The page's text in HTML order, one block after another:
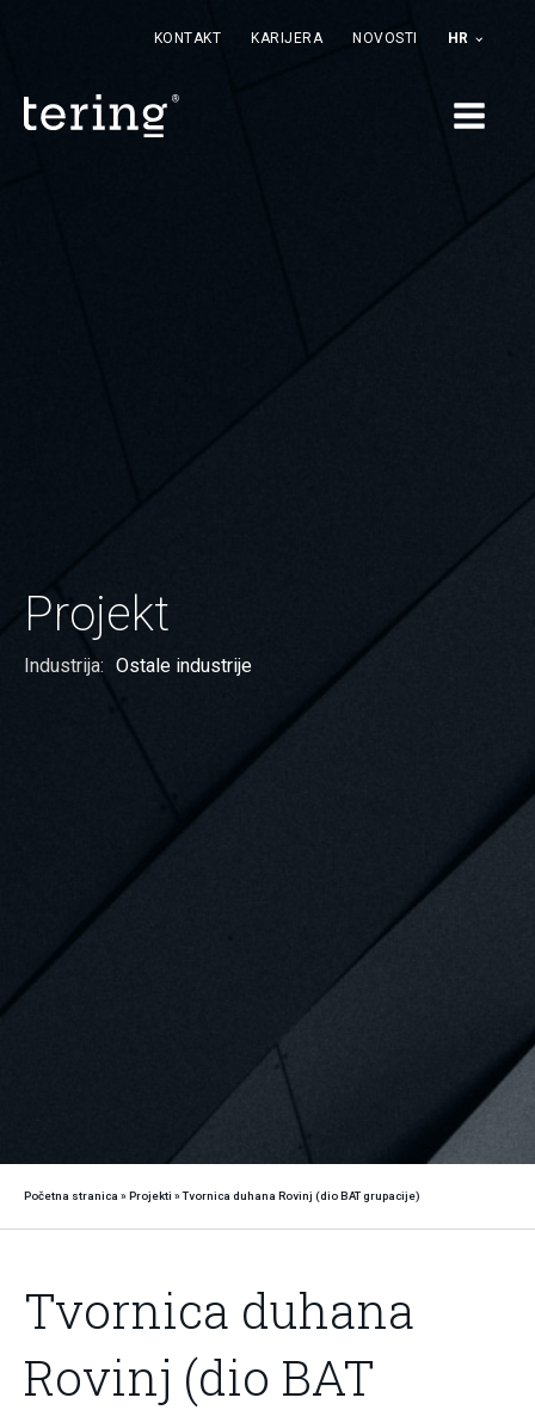
KONTAKT KARIJERA NOVOSTI HR
Projekt
Industrija: Ostale industrije
Početna stranica » Projekti »Tvornica duhana Rovinj (dio BAT grupacije)
Tvornica duhana
Rovinj (dio BAT